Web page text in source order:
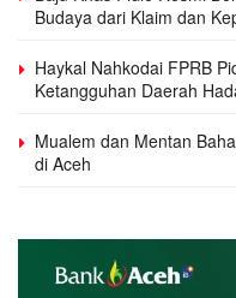
Budaya dari Klaim dan
Haykal Nahkodai FPRB
Ketangguhan Daerah
Mualem dan Mentan
di Aceh